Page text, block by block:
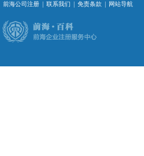
前海公司注册 联系我们 免责条款 网站导航